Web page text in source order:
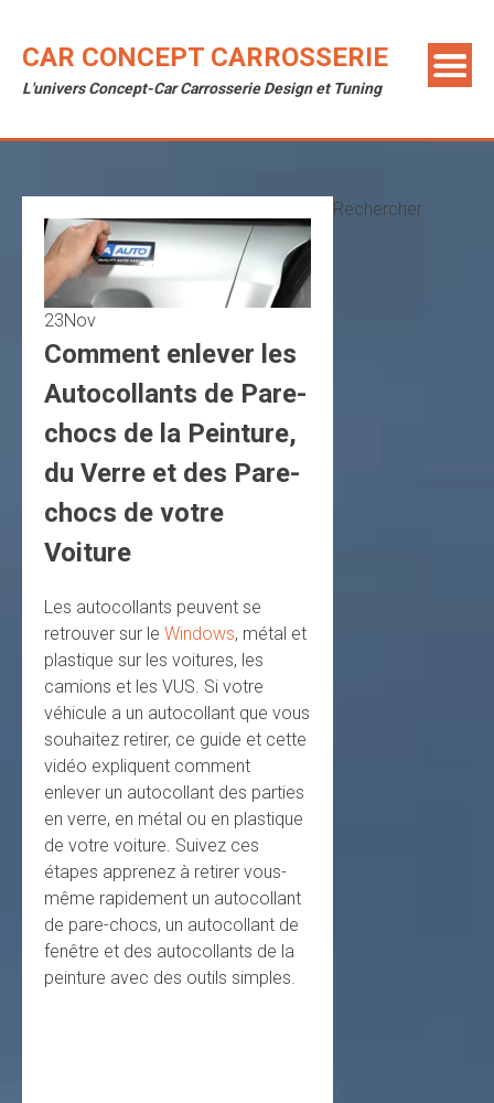
content
CAR CONCEPT CARROSSERIE
L'univers Concept-Car Carrosserie Design et Tuning
23Nov
Comment enlever les
Autocollants de Pare-
chocs de la Peinture,
du Verre et des Pare-
chocs de votre
Voiture
Les autocollants peuvent se
retrouver sur le Windows, métal et
plastique sur les voitures, les
camions et les VUS. Si votre
véhicule a un autocollant que vous
souhaitez retirer, ce guide et cette
vidéo expliquent comment
enlever un autocollant des parties
en verre, en métal ou en plastique
de votre voiture. Suivez ces
étapes apprenez à retirer vous-
même rapidement un autocollant
de pare-chocs, un autocollant de
fenêtre et des autocollants de la
peinture avec des outils simples.
Rechercher